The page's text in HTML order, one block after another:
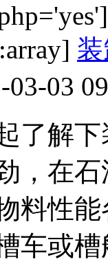
03-03
了解
，在
料性
车或槽